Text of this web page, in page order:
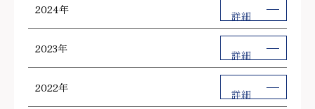
2024年 詳細
2023年 詳細
2022年 詳細